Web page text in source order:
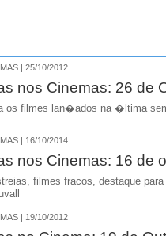
| 25/10/2012
nos Cinemas: 26 de
os filmes lan�ados na �ltima
| 16/10/2014
nos Cinemas: 16 de
filmes fracos, destaque
| 19/10/2012